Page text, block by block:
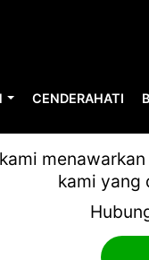
CENDERAHATI
kami yang